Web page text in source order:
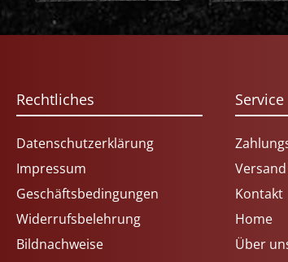
Rechtliches
Datenschutzerklärung
Impressum
Geschäftsbedingungen
Widerrufsbelehrung
Bildnachweise
Service
Kontakt
Home
Über